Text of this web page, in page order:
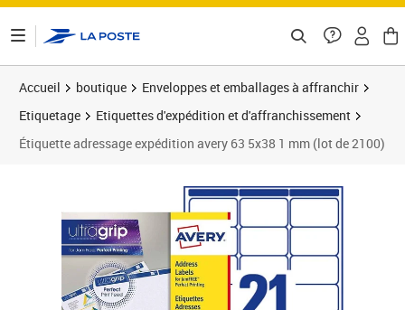
Accueil boutique
Enveloppes et emballages à affranchir
Etiquetage
Etiquettes d'expédition et d'affranchissement
Étiquette adressage expédition avery 63 5x38 1 mm (lot de 2100)